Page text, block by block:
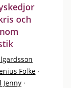
och
Folke ·
Jenny ·